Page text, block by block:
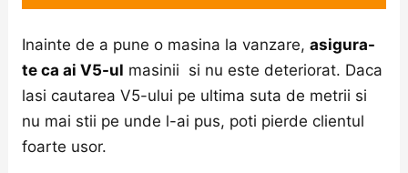
Inainte de a pune o masina la vanzare,asigura-
te ca ai V5-ul masinii si nu este deteriorat. Daca
lasi cautarea V5-ului pe ultima suta de metrii si
nu mai stii pe unde l-ai pus, poti pierde clientul
foarte usor.